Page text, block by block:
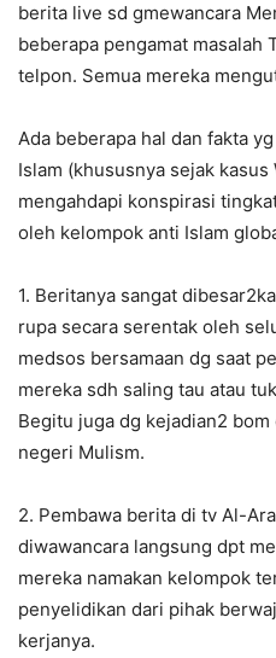
berita live sd gmewancara
beberapa pengamat masalah
telpon. Semua mereka
Ada beberapa hal dan fakta
Islam (khususnya sejak kasus
mengahdapi konspirasi
oleh kelompok anti Islam
1. Beritanya sangat
rupa secara serentak oleh
medsos bersamaan dg saat
mereka sdh saling tau atau
Begitu juga dg kejadian2
negeri Mulism.
2. Pembawa berita di tv Al-
diwawancara langsung dpt
mereka namakan kelompok
penyelidikan dari pihak
kerjanya.